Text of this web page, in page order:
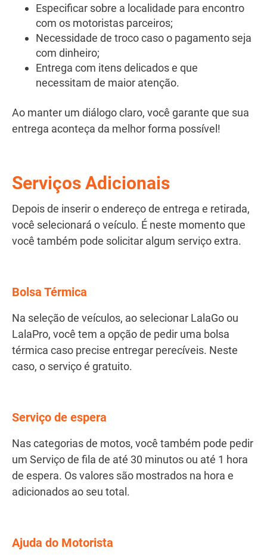
Especificar sobre a localidade para encontro
com os motoristas parceiros;
Necessidade de troco caso o pagamento seja
com dinheiro;
Entrega com itens delicados e que
necessitam de maior atenção.
Ao manter um diálogo claro, você garante que sua
entrega aconteça da melhor forma possível!
Serviços Adicionais
Depois de inserir o endereço de entrega e retirada,
você selecionará o veículo. É neste momento que
você também pode solicitar algum serviço extra.
Bolsa Térmica
Na seleção de veículos, ao selecionar LalaGo ou
LalaPro, você tem a opção de pedir uma bolsa
térmica caso precise entregar perecíveis. Neste
caso, o serviço é gratuito.
Serviço de espera
Nas categorias de motos, você também pode pedir
um Serviço de fila de até 30 minutos ou até 1 hora
de espera. Os valores são mostrados na hora e
adicionados ao seu total.
Ajuda do Motorista